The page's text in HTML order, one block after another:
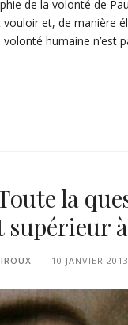
de la volonté de
et, de manière
humaine n’est
la
supérieur
10 JANVIER 2013